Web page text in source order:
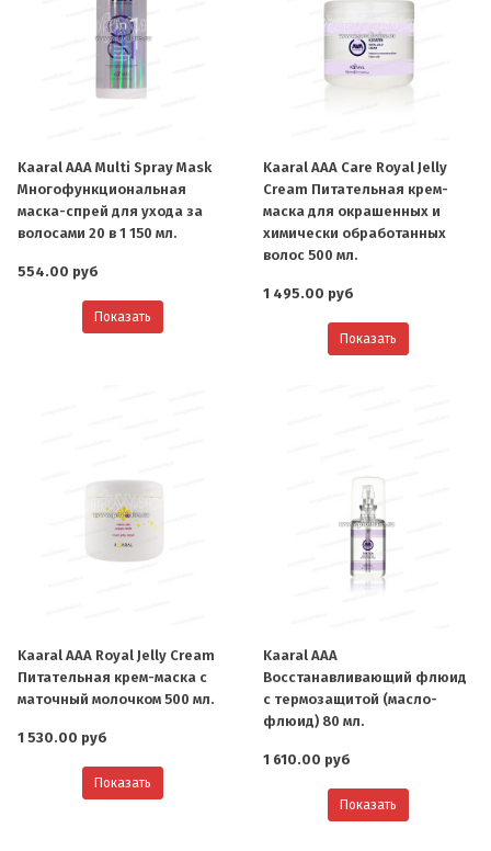
Kaaral AAA Multi Spray Mask
Многофункциональная
маска-спрей для ухода за
волосами 20 в 1 150 мл.
554.00 руб
Показать
Kaaral AAA Care Royal Jelly
Cream Питательная крем-
маска для окрашенных и
химически обработанных
волос 500 мл.
1 495.00 руб
Показать
Kaaral AAA Royal Jelly Cream
Питательная крем-маска с
маточный молочком 500 мл.
1 530.00 руб
Показать
Kaaral AAA
Восстанавливающий флюид
с термозащитой (масло-
флюид) 80 мл.
1 610.00 руб
Показать